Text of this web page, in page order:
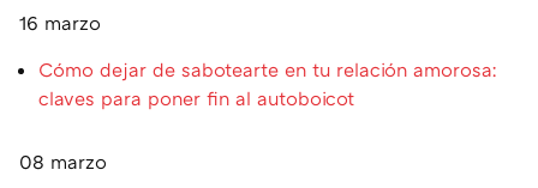
16 marzo
Cómo dejar de sabotearte en tu relación amorosa:
claves para poner fin al autoboicot
08 marzo